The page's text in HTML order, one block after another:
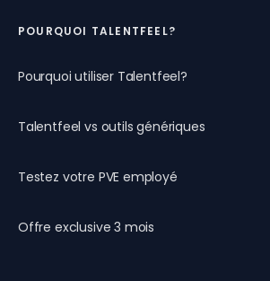
POURQUOI TALENTFEEL?
Pourquoi utiliser Talentfeel?
Talentfeel vs outils génériques
Testez votre PVE employé
Offre exclusive 3 mois